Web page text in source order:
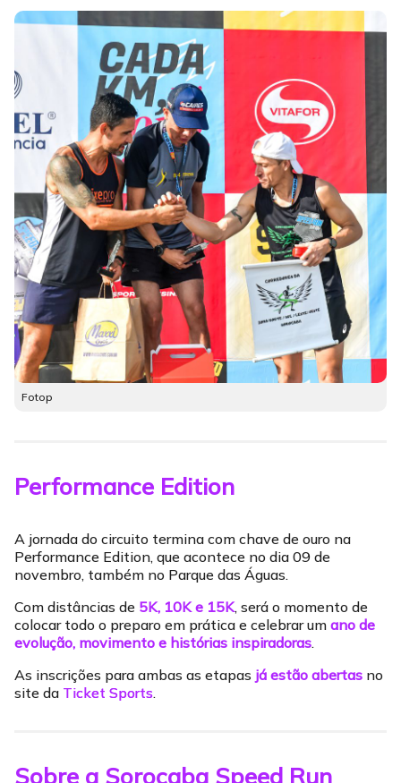
Fotop
Performance Edition
A jornada do circuito termina com chave de ouro na
Performance Edition, que acontece no dia 09 de
novembro, também no Parque das Águas.
Com distâncias de 5K, 10K e 15K, será o momento de
colocar todo o preparo em prática e celebrar um ano de
evolução, movimento e histórias inspiradoras.
As inscrições para ambas as etapas já estão abertas no
site da Ticket Sports.
Sobre a Sorocaba Speed Run